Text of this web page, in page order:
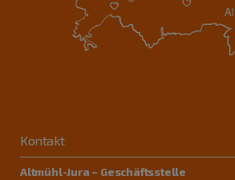
Kontakt
Altmühl-Jura – Geschäftsstelle